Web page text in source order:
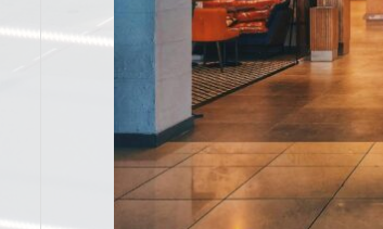
値が買えなかった時に代替となるお
得な手段がある？
東北新幹線の座席でおススメの位置はどこ？状況別に
選ぶなら？で解説